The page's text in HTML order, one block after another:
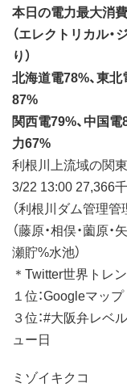
本日の電力最大消
（エレクトリカル
り）
北海道電78%、東北
87%
関西電79%、中国電
力67%
利根川上流域の関
3/22 13:00 27,366
（利根川ダム管理
（藤原・相俣・薗原
瀬貯%水池）
＊Twitter世界トレ
１位：Googleマップ
３位：#大阪弁レベ
ュー日
ミゾイキクコ